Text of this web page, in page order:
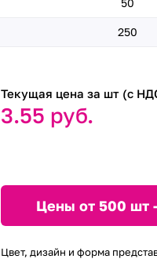
50
250
Текущая цена за шт (с
3.55 руб.
Цены от 500 шт
Цвет, дизайн и форма